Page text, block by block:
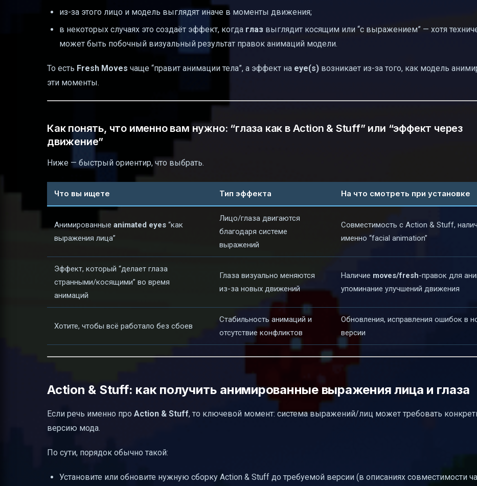
из-за этого лицо и модель выглядят иначе в моменты движения;
в некоторых случаях это создаёт эффект, когда глаз выглядит косящим или “с выражением” — хотя
может быть побочный визуальный результат правок анимаций модели.
То есть Fresh Moves чаще “правит анимации тела”, а эффект на eye(s) возникает из-за того, как модель
эти моменты.
Как понять, что именно вам нужно: “глаза как в Action & Stuff” или “эффект через
движение”
Ниже — быстрый ориентир, что выбрать.
Что вы ищете Тип эффекта На что смотреть при установке
Анимированные animated eyes “как
выражения лица”
Лицо/глаза двигаются
благодаря системе
выражений
Совместимость с Action & Stuff,
именно “facial animation”
Эффект, который “делает глаза
странными/косящими” во время
анимаций
Глаза визуально меняются
из-за новых движений
Наличие moves/fresh-правок для
упоминание улучшений движения
Хотите, чтобы всё работало без сбоев
Стабильность анимаций и
отсутствие конфликтов
Обновления, исправления ошибок в
версии
Action & Stuff: как получить анимированные выражения лица и глаза
Если речь именно про Action & Stuff, то ключевой момент: система выражений/лиц может требовать
версию мода.
По сути, порядок обычно такой:
Установите или обновите нужную сборку Action & Stuff до требуемой версии (в описаниях совместимости